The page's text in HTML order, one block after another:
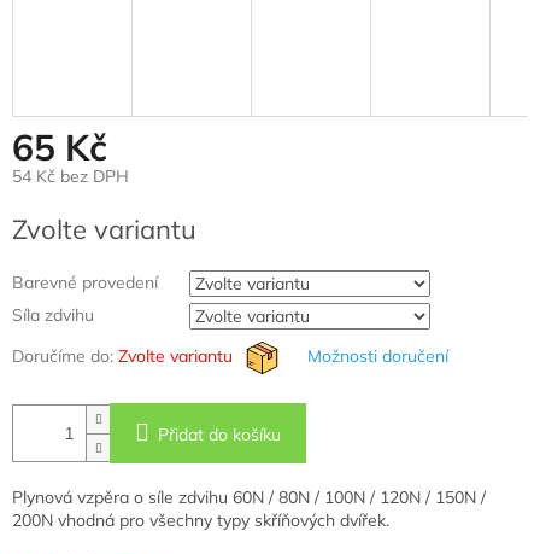
65 Kč
54 Kč bez DPH
cena:
Zvolte variantu
Barevné provedení
Síla zdvihu
Doručíme do: Zvolte variantu Možnosti doručení
Přidat do košíku
Plynová vzpěra o síle zdvihu 60N / 80N / 100N / 120N / 150N /
200N vhodná pro všechny typy skříňových dvířek.